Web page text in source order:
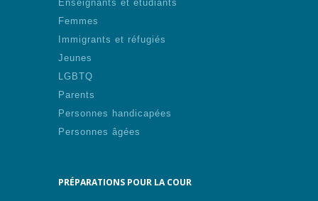
Enseignants et étudiants
Femmes
Immigrants et réfugiés
Jeunes
LGBTQ
Parents
Personnes handicapées
Personnes âgées
PRÉPARATIONS POUR LA COUR